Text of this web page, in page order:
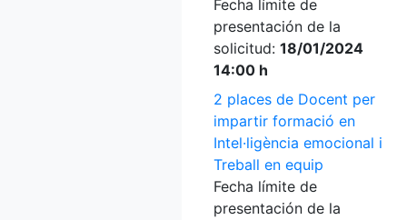
Fecha límite de
presentación de la
solicitud: 18/01/2024
14:00 h
2 places de Docent per
impartir formació en
Intel·ligència emocional i
Treball en equip
Fecha límite de
presentación de la